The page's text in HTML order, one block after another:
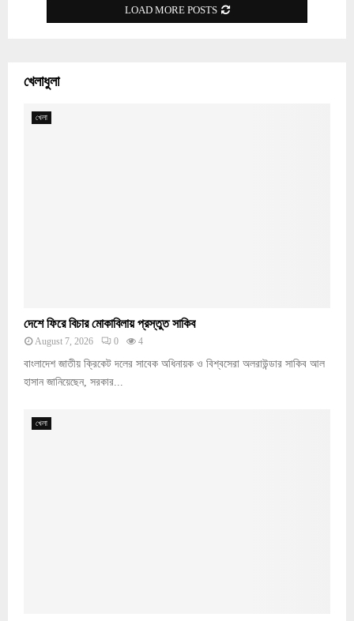
LOAD MORE POSTS
খেলাধুলা
খেলা
দেশে ফিরে বিচার মোকাবিলায় প্রস্তুত সাকিব
August 7, 2026 0 4
বাংলাদেশ জাতীয় ক্রিকেট দলের সাবেক অধিনায়ক ও বিশ্বসেরা অলরাউন্ডার সাকিব আল
হাসান জানিয়েছেন, সরকার...
খেলা